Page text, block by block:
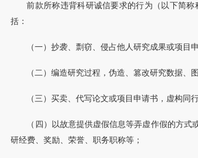
前款所称违背科研诚信要求的行为（以下简
括：
（一）抄袭、剽窃、侵占他人研究成果或项目
（二）编造研究过程，伪造、篡改研究数据、
（三）买卖、代写论文或项目申请书，虚构同
（四）以故意提供虚假信息等弄虚作假的方
研经费、奖励、荣誉、职务职称等；